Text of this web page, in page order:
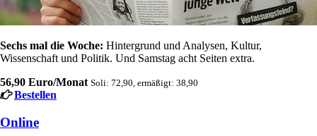
Sechs mal die Woche: Hintergrund und Analysen, Kultur,
Wissenschaft und Politik. Und Samstag acht Seiten extra.
56,90 Euro/Monat Soli: 72,90, ermäßigt: 38,90
Bestellen
Online